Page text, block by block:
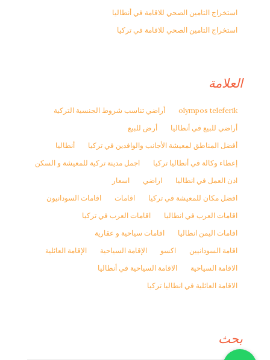
استخراج التامين الصحي للاقامة في أنطاليا
استخراج التامين الصحي للاقامة في تركيا
العلامة
olympos teleferik
أراضي تناسب شروط الجنسية التركية
أراضي للبيع في أنطاليا
أرض للبيع
أفضل المناطق لمعيشة الأجانب والوافدين في تركيا
أنطاليا
إعطاء وكالة في أنطاليا تركيا
اجمل مدينة تركية للمعيشة و السكن
اذن العمل في انطاليا
اراضي
اسعار
افضل مكان للمعيشة في تركيا
اقامات
اقامات السودانيون
اقامات العرب في انطاليا
اقامات العرب في تركيا
اقامات اليمن انطاليا
اقامات سياحية و عقارية
اقامة السودانيين
اكسو الإقامة السياحية
الإقامة العائلية
الاقامة السياحية
الاقامة السياحية في أنطاليا
الاقامة العائلية في انطاليا تركيا
بحث